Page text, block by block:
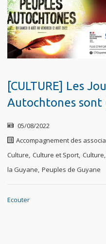
[CULTURE] Les
Autochtones
05/08/2022
Accompagnement des
Culture, Culture et Sport,
la Guyane, Peuples de Guyane
Ecouter